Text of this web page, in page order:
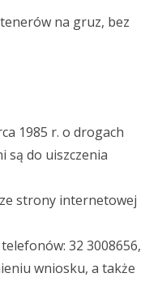
na gruz, bez
1985 r. o drogach
są do uiszczenia
strony internetowej
32 3008656,
wniosku, a także